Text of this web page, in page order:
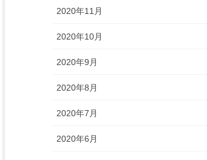
2020年11月
2020年10月
2020年9月
2020年8月
2020年7月
2020年6月